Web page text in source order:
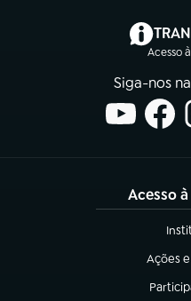
Acesso
Siga-nos
Acesso
Ações
(abre
(abre